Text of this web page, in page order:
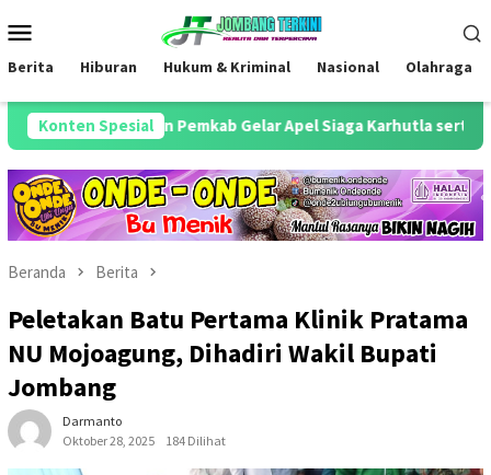
ke
kontenMobile
Berita Hiburan Hukum & Kriminal Nasional Olahraga
Konten Spesial
dan Pemkab Gelar Apel Siaga Karhutla serta Cek Alutsista
Beranda Berita
Peletakan Batu Pertama Klinik Pratama
NU Mojoagung, Dihadiri Wakil Bupati
Jombang
Darmanto
Oktober 28, 2025
184 Dilihat